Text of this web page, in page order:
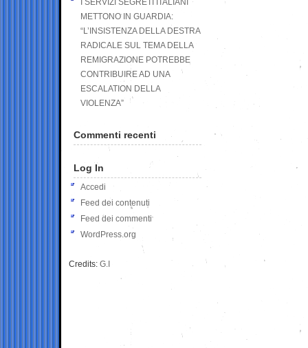
I SERVIZI SEGRETI ITALIANI
METTONO IN GUARDIA:
“L’INSISTENZA DELLA DESTRA
RADICALE SUL TEMA DELLA
REMIGRAZIONE POTREBBE
CONTRIBUIRE AD UNA
ESCALATION DELLA
VIOLENZA”
Commenti recenti
Log In
Accedi
Feed dei contenuti
Feed dei commenti
WordPress.org
Credits: G.I